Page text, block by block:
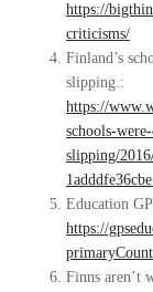
https://
criticisms/
Finland’s
slipping.:
https://
schools-
slipping/
Education
https://
Finns aren’t